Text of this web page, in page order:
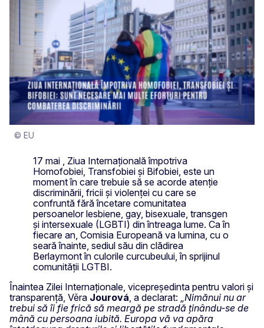
© EU
17 mai , Ziua Internațională împotriva
Homofobiei, Transfobiei și Bifobiei, este un
moment în care trebuie să se acorde atenție
discriminării, fricii și violenței cu care se
confruntă fără încetare comunitatea
persoanelor lesbiene, gay, bisexuale, transgen
și intersexuale (LGBTI) din întreaga lume. Ca în
fiecare an, Comisia Europeană va lumina, cu o
seară înainte, sediul său din clădirea
Berlaymont în culorile curcubeului, în sprijinul
comunității LGTBI.
Înaintea Zilei Internaționale, vicepreședinta pentru valori și
transparență, Věra Jourová , a declarat: „Nimănui nu ar
trebui să îi fie frică să meargă pe stradă ținându-se de
mână cu persoana iubită. Europa vă va apăra